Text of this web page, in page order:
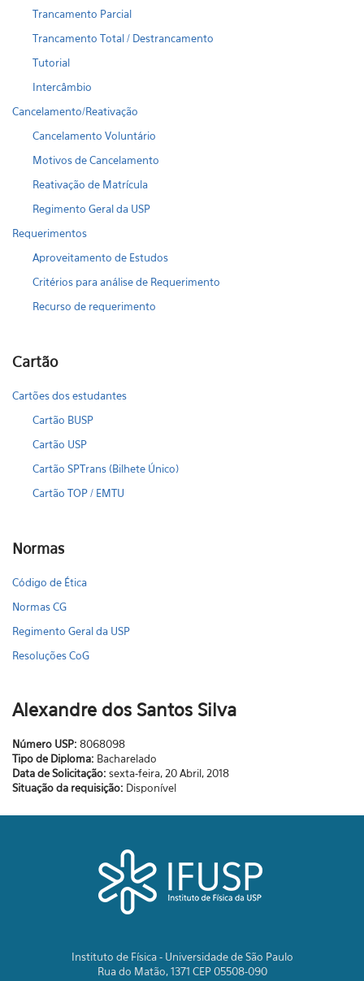
Trancamento Parcial
Trancamento Total / Destrancamento
Tutorial
Intercâmbio
Cancelamento/Reativação
Cancelamento Voluntário
Motivos de Cancelamento
Reativação de Matrícula
Regimento Geral da USP
Requerimentos
Aproveitamento de Estudos
Critérios para análise de Requerimento
Recurso de requerimento
Cartão
Cartões dos estudantes
Cartão BUSP
Cartão USP
Cartão SPTrans (Bilhete Único)
Cartão TOP / EMTU
Normas
Código de Ética
Normas CG
Regimento Geral da USP
Resoluções CoG
Alexandre dos Santos Silva
Número USP: 8068098
Tipo de Diploma: Bacharelado
Data de Solicitação: sexta-feira, 20 Abril, 2018
Situação da requisição: Disponível
Instituto de Física - Universidade de São Paulo
Rua do Matão, 1371 CEP 05508-090